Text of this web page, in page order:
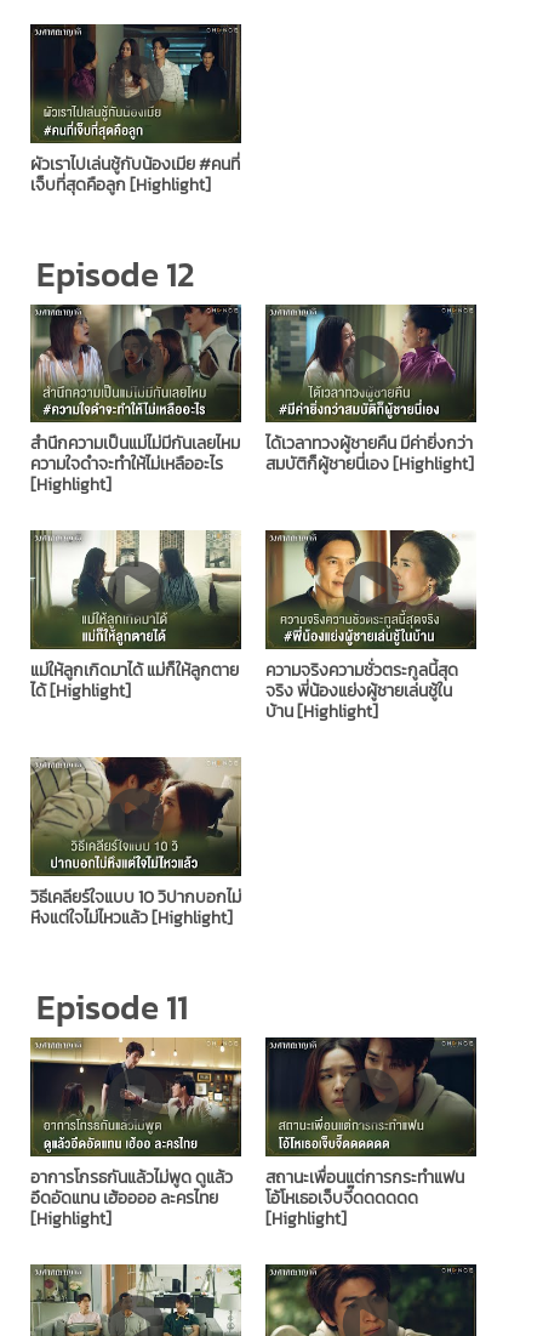
ผัวเราไปเล่นชู้กับน้องเมีย #คนที่
เจ็บที่สุดคือลูก [Highlight]
Episode 12
สำนึกความเป็นแม่ไม่มีกันเลยไหม
ความใจดำจะทำให้ไม่เหลืออะไร
[Highlight]
ได้เวลาทวงผู้ชายคืน มีค่ายิ่งกว่า
สมบัติก็ผู้ชายนี่เอง [Highlight]
แม่ให้ลูกเกิดมาได้ แม่ก็ให้ลูกตาย
ได้ [Highlight]
ความจริงความชั่วตระกูลนี้สุด
จริง พี่น้องแย่งผู้ชายเล่นชู้ใน
บ้าน [Highlight]
วิธีเคลียร์ใจแบบ 10 วิปากบอกไม่
หึงแต่ใจไม่ไหวแล้ว [Highlight]
Episode 11
อาการโกรธกันแล้วไม่พูด ดูแล้ว
อึดอัดแทน เฮ้ออออ ละครไทย
[Highlight]
สถานะเพื่อนแต่การกระทำแฟน
โอ้โหเธอเจ็บจี๊ดดดดดด
[Highlight]